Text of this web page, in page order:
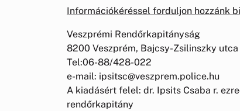
Információkéréssel forduljon hozzánk
Veszprémi Rendőrkapitányság
8200 Veszprém, Bajcsy-Zsilinszky utca
Tel:06-88/428-022
e-mail: ipsitsc@veszprem.police.hu
A kiadásért felel: dr. Ipsits Csaba r.
rendőrkapitány